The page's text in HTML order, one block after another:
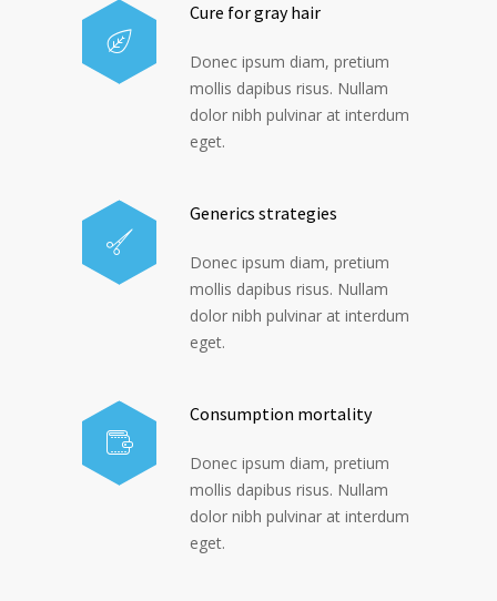
Cure for gray hair
Donec ipsum diam, pretium
mollis dapibus risus. Nullam
dolor nibh pulvinar at interdum
eget.
Generics strategies
Donec ipsum diam, pretium
mollis dapibus risus. Nullam
dolor nibh pulvinar at interdum
eget.
Consumption mortality
Donec ipsum diam, pretium
mollis dapibus risus. Nullam
dolor nibh pulvinar at interdum
eget.